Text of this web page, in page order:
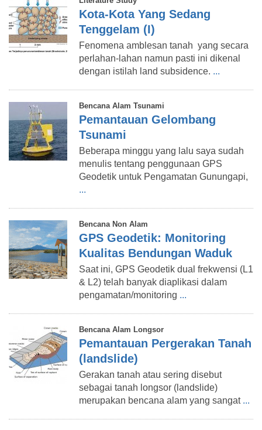
Kota-Kota Yang Sedang
Tenggelam (I)
Fenomena amblesan tanah yang secara
perlahan-lahan namun pasti ini dikenal
dengan istilah land subsidence. ...
Bencana Alam Tsunami
Pemantauan Gelombang
Tsunami
Beberapa minggu yang lalu saya sudah
menulis tentang penggunaan GPS
Geodetik untuk Pengamatan Gunungapi,
...
Bencana Non Alam
GPS Geodetik: Monitoring
Kualitas Bendungan Waduk
Saat ini, GPS Geodetik dual frekwensi (L1
& L2) telah banyak diaplikasi dalam
pengamatan/monitoring ...
Bencana Alam Longsor
Pemantauan Pergerakan Tanah
(landslide)
Gerakan tanah atau sering disebut
sebagai tanah longsor (landslide)
merupakan bencana alam yang sangat ...